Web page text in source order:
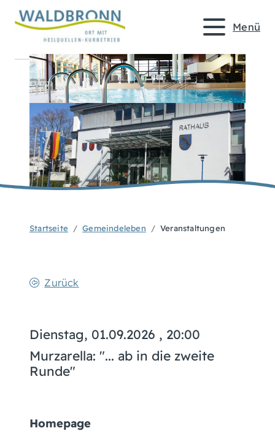
Menü
Startseite Gemeindeleben Veranstaltungen
Zurück
Dienstag, 01.09.2026 , 20:00
Murzarella: "... ab in die zweite
Runde"
Homepage